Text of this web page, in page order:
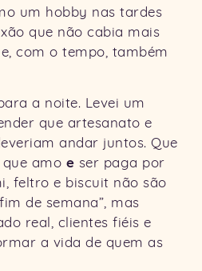
um hobby nas tardes
que não cabia mais
com o tempo, também
a noite. Levei um
que artesanato e
andar juntos. Que
amo e ser paga por
feltro e biscuit não são
de semana”, mas
real, clientes fiéis e
a vida de quem as